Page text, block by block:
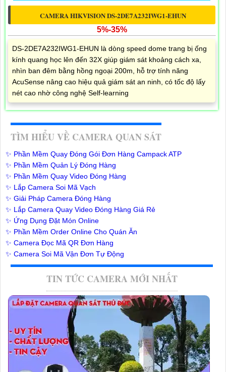
CAMERA HIKVISION DS-2DE7A232IWG1-EHUN
5%-35%
DS-2DE7A232IWG1-EHUN là dòng speed dome trang bị ống
kính quang học lên đến 32X giúp giám sát khoảng cách xa,
nhìn ban đêm bằng hồng ngoại 200m, hỗ trợ tính năng
AcuSense nâng cao hiệu quả giám sát an ninh, có tốc độ lấy
nét cao nhờ công nghệ Self-learning
TÌM HIỂU VỀ CAMERA QUAN SÁT
✨ Phần Mềm Quay Đóng Gói Đơn Hàng Campack ATP
✨ Phần Mềm Quản Lý Đóng Hàng
✨ Phần Mềm Quay Video Đóng Hàng
✨ Lắp Camera Soi Mã Vạch
✨ Giải Pháp Camera Đóng Hàng
✨ Lắp Camera Quay Video Đóng Hàng Giá Rẻ
✨ Ứng Dụng Đặt Món Online
✨ Phần Mềm Order Online Cho Quán Ăn
✨ Camera Đọc Mã QR Đơn Hàng
✨ Camera Soi Mã Vận Đơn Tự Động
TIN TỨC CAMERA MỚI NHẤT